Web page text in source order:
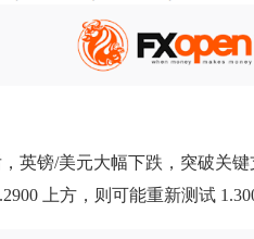
英镑/美元大幅下跌，突破关
上方，则可能重新测试